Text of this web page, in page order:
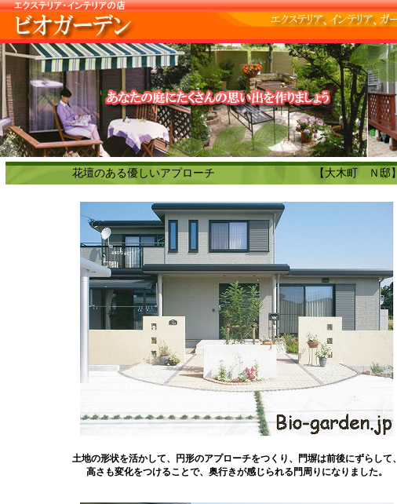
花壇のある優しいアプローチ 【大木町 Ｎ邸】
土地の形状を活かして、円形のアプローチをつくり、門塀は前後にずらして、
高さも変化をつけることで、奥行きが感じられる門周りになりました。